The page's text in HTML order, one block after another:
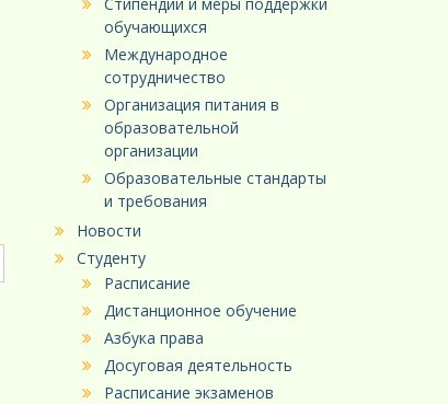
обучающихся
Международное
сотрудничество
Организация питания в
образовательной
организации
Образовательные стандарты
и требования
Новости
Студенту
Расписание
Дистанционное обучение
Азбука права
Досуговая деятельность
Расписание экзаменов